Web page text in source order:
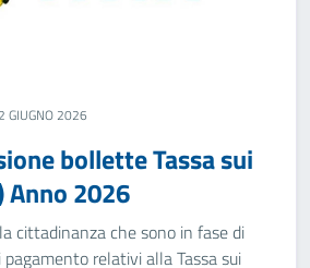
GIUGNO 2026
bollette Tassa sui
Anno 2026
cittadinanza che sono in fase di
relativi alla Tassa sui